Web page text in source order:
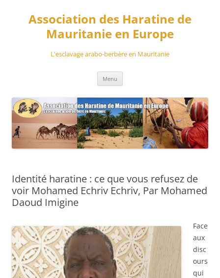
contenuAssociation des Haratine de
Mauritanie en Europe
L'esclavage arabo-berbère en Mauritanie
Menu
Identité haratine : ce que vous refusez de
voir Mohamed Echriv Echriv, Par Mohamed
Daoud Imigine
Face
aux
disc
ours
qui